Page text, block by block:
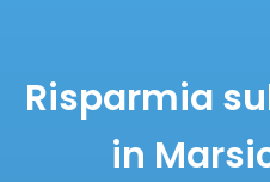
Risparmia
in